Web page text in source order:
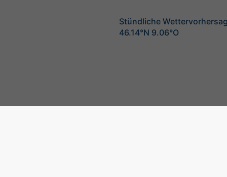
Stündliche
46.14°N 9.06°O